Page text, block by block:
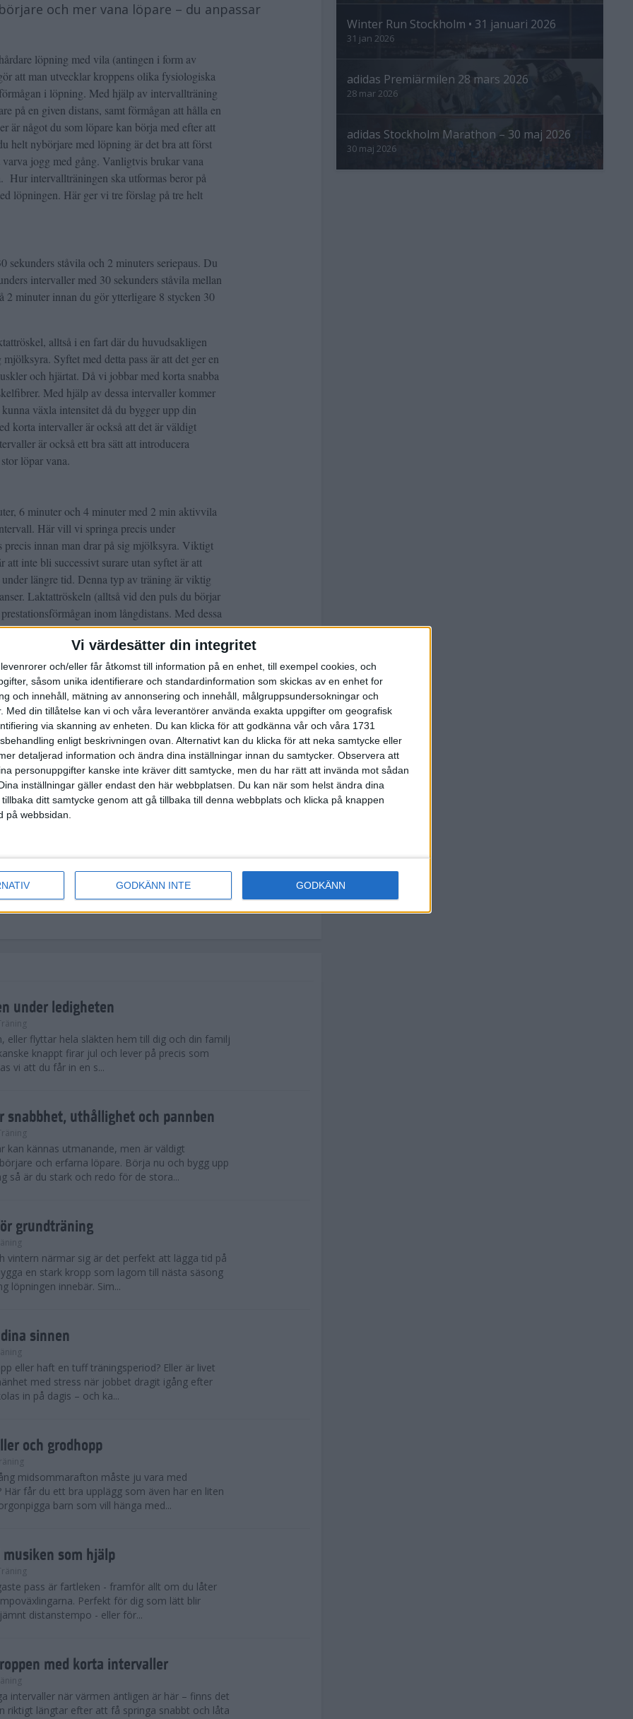
Vi värdesätter din integritet
och/eller får åtkomst till information på en enhet, till exempel cookies, och
såsom unika identifierare och standardinformation som skickas av en enhet for
och innehåll, mätning av annonsering och innehåll, målgruppsundersokningar och
Med din tillåtelse kan vi och våra leverantörer använda exakta uppgifter om geografisk
via skanning av enheten. Du kan klicka för att godkänna vår och våra 1731
enligt beskrivningen ovan. Alternativt kan du klicka för att neka samtycke eller
detaljerad information och ändra dina inställningar innan du samtycker. Observera att
personuppgifter kanske inte kräver ditt samtycke, men du har rätt att invända mot sådan
inställningar gäller endast den här webbplatsen. Du kan när som helst ändra dina
ditt samtycke genom att gå tillbaka till denna webbplats och klicka på knappen
på webbsidan.
GODKÄNN INTE GODKÄNN
och mer vana löpare – du anpassar
löpning med vila (antingen i form av
att man utvecklar kroppens olika fysiologiska
i löpning. Med hjälp av intervallträning
på en given distans, samt förmågan att hålla en
är något du som löpare kan börja med efter att
helt nybörjare med löpning är det bra att först
jogg med gång. Vanligtvis brukar vana
Hur intervallträningen ska utformas beror på
löpningen. Här ger vi tre förslag på tre helt
sekunders ståvila och 2 minuters seriepaus. Du
intervaller med 30 sekunders ståvila mellan
2 minuter innan du gör ytterligare 8 stycken 30
alltså i en fart där du huvudsakligen
Syftet med detta pass är att det ger en
och hjärtat. Då vi jobbar med korta snabba
Med hjälp av dessa intervaller kommer
växla intensitet då du bygger upp din
korta intervaller är också att det är väldigt
är också ett bra sätt att introducera
löpar vana.
6 minuter och 4 minuter med 2 min aktivvila
Här vill vi springa precis under
innan man drar på sig mjölksyra. Viktigt
att inte bli successivt surare utan syftet är att
längre tid. Denna typ av träning är viktig
Laktattröskeln (alltså vid den puls du börjar
inom långdistans. Med dessa
mjölksyratröskel, alltså kunna springa i en
i musklerna. Med en högre laktattröskel
på längre distanser.
4 minuters intervaller med 3 minuters aktiv vila
i puls och är redo för nästa intervall. När man
en så hög jämn fart som möjligt under hela
verkligen pressa sig själv och på så sätt belasta
på minst 90 % av sin maximala
har visat sig ge god effekt på att höja
Dessa intervaller lämpar sig mer för
Då ska du hänga med i
i intervallpass genom ljudfiler med coachning
sätt att komma i gång med intervaller.
under ledigheten
eller flyttar hela släkten hem till dig och din familj
knappt firar jul och lever på precis som
vi att du får in en s...
snabbhet, uthållighet och pannben
kan kännas utmanande, men är väldigt
och erfarna löpare. Börja nu och bygg upp
så är du stark och redo för de stora...
grundträning
vintern närmar sig är det perfekt att lägga tid på
en stark kropp som lagom till nästa säsong
löpningen innebär. Sim...
sinnen
eller haft en tuff träningsperiod? Eller är livet
med stress när jobbet dragit igång efter
in på dagis – och ka...
och grodhopp
midsommarafton måste ju vara med
Här får du ett bra upplägg som även har en liten
barn som vill hänga med...
som hjälp
pass är fartleken - framför allt om du låter
Perfekt för dig som lätt blir
distanstempo - eller för...
med korta intervaller
intervaller när värmen äntligen är här – finns det
riktigt längtar efter att få springa snabbt och låta
Winter Run Stockholm • 31 januari 2026
31 jan 2026
adidas Premiärmilen 28 mars 2026
28 mar 2026
adidas Stockholm Marathon – 30 maj 2026
30 maj 2026